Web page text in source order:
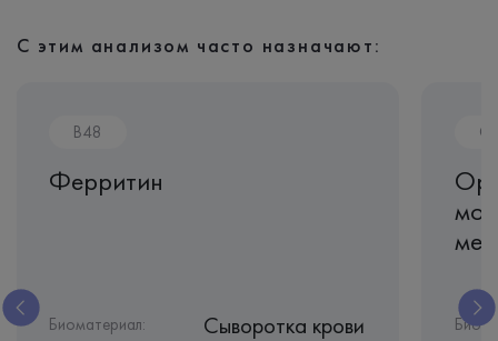
С этим анализом часто назначают:
B48
Ферритин
Биоматериал: Сыворотка крови